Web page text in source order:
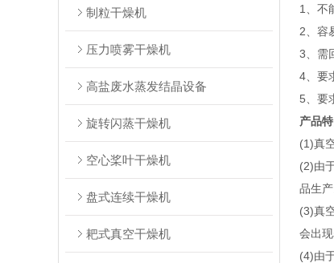
制粒干燥机
压力喷雾干燥机
高盐废水蒸发结晶设备
旋转闪蒸干燥机
空心桨叶干燥机
盘式连续干燥机
耙式真空干燥机
1、不
2、容
3、需
4、要
5、要
产品
(1)真
(2)由
品生产
(3)真
会出现
(4)由